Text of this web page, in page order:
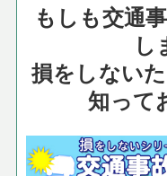
もしも交通
損をしない
知って